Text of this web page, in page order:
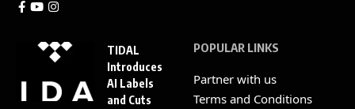
TIDAL
Introduces
AI Labels
and Cuts
POPULAR LINKS
Partner with us
Terms and Conditions